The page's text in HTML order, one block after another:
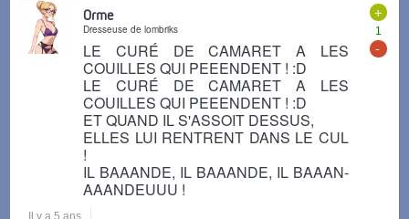
+
1
-
Orme
Dresseuse de lombriks
LE CURÉ DE CAMARET A LES
COUILLES QUI PEEENDENT ! :D
LE CURÉ DE CAMARET A LES
COUILLES QUI PEEENDENT ! :D
ET QUAND IL S'ASSOIT DESSUS,
ELLES LUI RENTRENT DANS LE CUL
!
IL BAAANDE, IL BAAANDE, IL BAAAN-
AAANDEUUU !
Il y a 5 ans